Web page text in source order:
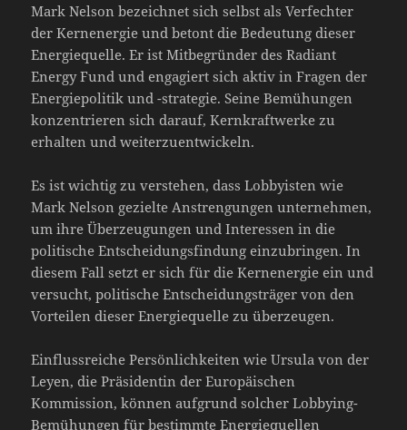
Mark Nelson bezeichnet sich selbst als Verfechter
der Kernenergie und betont die Bedeutung dieser
Energiequelle. Er ist Mitbegründer des Radiant
Energy Fund und engagiert sich aktiv in Fragen der
Energiepolitik und -strategie. Seine Bemühungen
konzentrieren sich darauf, Kernkraftwerke zu
erhalten und weiterzuentwickeln.
Es ist wichtig zu verstehen, dass Lobbyisten wie
Mark Nelson gezielte Anstrengungen unternehmen,
um ihre Überzeugungen und Interessen in die
politische Entscheidungsfindung einzubringen. In
diesem Fall setzt er sich für die Kernenergie ein und
versucht, politische Entscheidungsträger von den
Vorteilen dieser Energiequelle zu überzeugen.
Einflussreiche Persönlichkeiten wie Ursula von der
Leyen, die Präsidentin der Europäischen
Kommission, können aufgrund solcher Lobbying-
Bemühungen für bestimmte Energiequellen